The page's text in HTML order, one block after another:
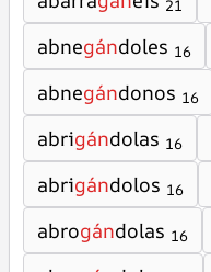
21
abnegándoles 16
abnegándonos 16
abrigándolas 16
abrigándolos 16
abrogándolas 16